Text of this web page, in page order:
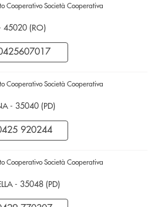
Cooperativo Società Cooperativa
45020 (RO)
Cooperativo Società Cooperativa
- 35040 (PD)
920244
Cooperativo Società Cooperativa
- 35048 (PD)